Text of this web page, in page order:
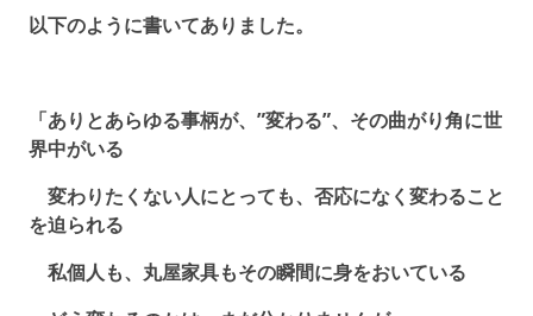
以下のように書いてありました。
「ありとあらゆる事柄が、”変わる”、その曲がり角に世
界中がいる
変わりたくない人にとっても、否応になく変わること
を迫られる
私個人も、丸屋家具もその瞬間に身をおいている